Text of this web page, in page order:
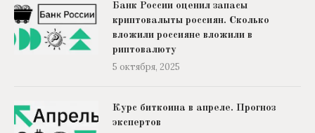
Банк России оценил запасы
криптовалыты россиян. Сколько
вложили россияне вложили в
риптовалюту
5 октября, 2025
Курс биткоина в апреле. Прогноз
экспертов